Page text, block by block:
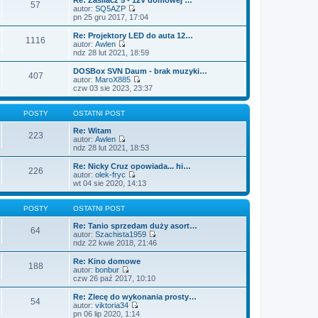
o
t
n
w
s
z
p
o
s
l
n
a
n
w
s
z
y
p
o
s
w
i
e
t
l
n
a
n
o
w
s
p
t
57
autor: SQ5AZP
W
y
ś
w
i
e
l
n
a
j
z
y
p
o
t
pn 25 gru 2017, 17:04
1116
Re: Projektory LED do auta 12…
autor: Awlen
W
y
ś
w
i
e
t
o
s
z
y
p
ndz 28 lut 2021, 18:59
407
DOSBox SVN Daum - brak muzyki…
autor: MaroX885
W
y
ś
i
l
n
a
j
n
o
w
y
p
o
s
czw 03 sie 2023, 23:37
POSTY OSTATNI POST
223
Re: Witam
autor: Awlen
W
y
ś
w
e
t
a
j
n
o
s
z
y
p
o
s
t
ndz 28 lut 2021, 18:53
226
Re: Nicky Cruz opowiada... hi…
autor: olek-fryc
W
y
ś
i
e
t
n
a
n
o
s
z
wt 04 sie 2020, 14:13
POSTY OSTATNI POST
64
Re: Tanio sprzedam duży asort…
autor: Szachista1959
W
y
t
l
ndz 22 kwie 2018, 21:46
188
Re: Kino domowe
autor: bonbur
W
y
ś
w
i
czw 26 paź 2017, 10:10
54
Re: Zlecę do wykonania prosty…
autor: viktoria34
W
pn 06 lip 2020, 1:14